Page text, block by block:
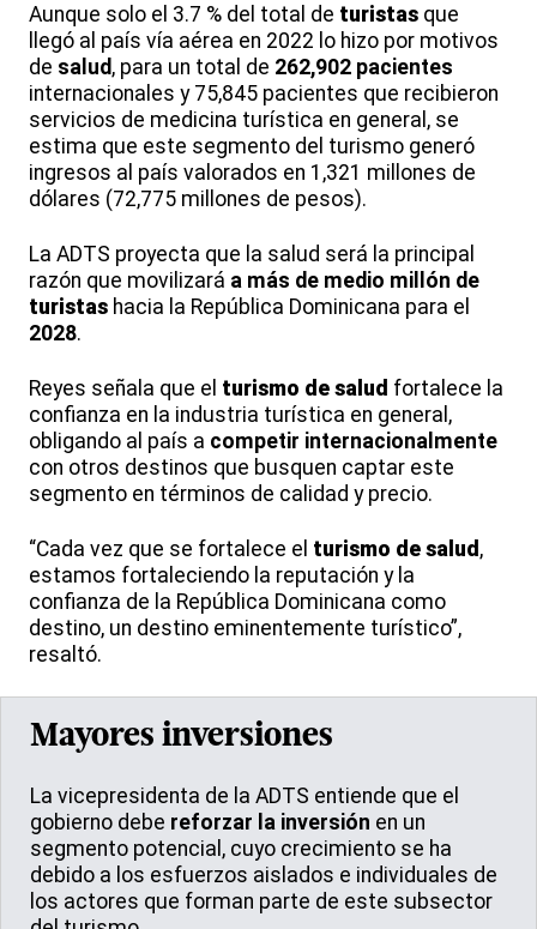
Aunque solo el 3.7 % del total de turistas que
llegó al país vía aérea en 2022 lo hizo por motivos
de salud , para un total de 262,902 pacientes
internacionales y 75,845 pacientes que recibieron
servicios de medicina turística en general, se
estima que este segmento del turismo generó
ingresos al país valorados en 1,321 millones de
dólares (72,775 millones de pesos).
La ADTS proyecta que la salud será la principal
razón que movilizará a más de medio millón de
turistas hacia la República Dominicana para el
2028.
Reyes señala que el turismo de salud fortalece la
confianza en la industria turística en general,
obligando al país a competir internacionalmente
con otros destinos que busquen captar este
segmento en términos de calidad y precio.
“Cada vez que se fortalece el turismo de salud ,
estamos fortaleciendo la reputación y la
confianza de la República Dominicana como
destino, un destino eminentemente turístico”,
resaltó.
Mayores inversiones
La vicepresidenta de la ADTS entiende que el
gobierno debe reforzar la inversión en un
segmento potencial, cuyo crecimiento se ha
debido a los esfuerzos aislados e individuales de
los actores que forman parte de este subsector